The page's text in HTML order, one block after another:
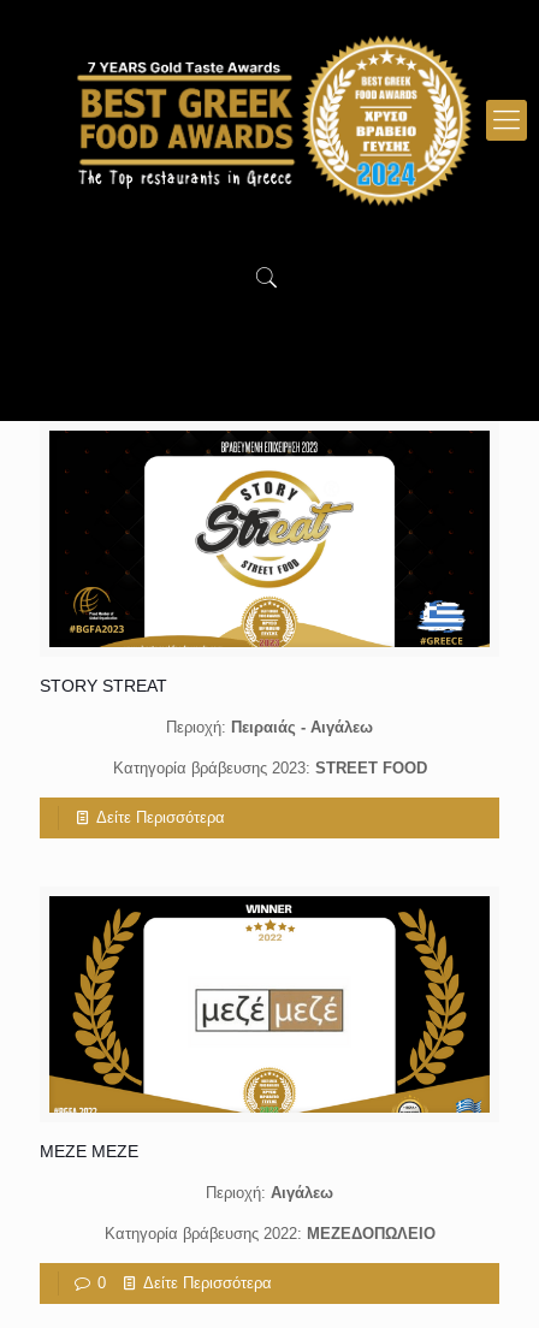
STORY STREAT
Περιοχή: Πειραιάς - Aιγάλεω
Κατηγορία βράβευσης 2023: STREET FOOD
Δείτε Περισσότερα
ΜΕΖΕ ΜΕΖΕ
Περιοχή: Αιγάλεω
Κατηγορία βράβευσης 2022: ΜΕΖΕΔΟΠΩΛΕΙΟ
0 Δείτε Περισσότερα